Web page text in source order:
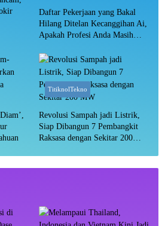
Daftar Pekerjaan yang Bakal
Hilang Ditelan Kecanggihan Ai,
Apakah Profesi Anda Masih
TitiknolTekno
Revolusi Sampah jadi Listrik,
Siap Dibangun 7 Pembangkit
Raksasa dengan Sekitar 200